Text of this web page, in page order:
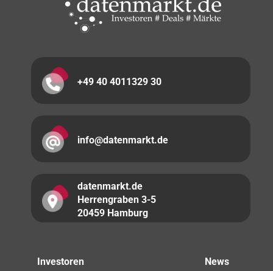
+49 40 4011329 30
info@datenmarkt.de
datenmarkt.de
Herrengraben 3-5
20459 Hamburg
Investoren News